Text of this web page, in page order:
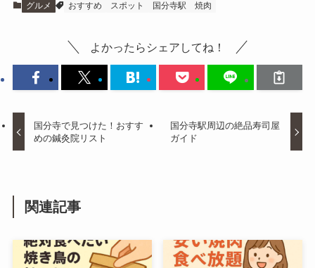
グルメ おすすめ スポット 国分寺駅 焼肉
よかったらシェアしてね！
国分寺で見つけた！おすす
めの鍼灸院リスト
国分寺駅周辺の絶品寿司屋
ガイド
関連記事